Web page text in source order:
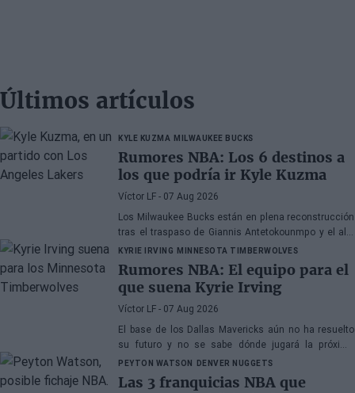
Últimos artículos
KYLE KUZMA MILWAUKEE BUCKS
Rumores NBA: Los 6 destinos a
los que podría ir Kyle Kuzma
Víctor LF - 07 Aug 2026
Los Milwaukee Bucks están en plena reconstrucción
tras el traspaso de Giannis Antetokounmpo y el ala-
pívot podría ser el siguiente
KYRIE IRVING MINNESOTA TIMBERWOLVES
Rumores NBA: El equipo para el
que suena Kyrie Irving
Víctor LF - 07 Aug 2026
El base de los Dallas Mavericks aún no ha resuelto
su futuro y no se sabe dónde jugará la próxima
temporada
PEYTON WATSON DENVER NUGGETS
Las 3 franquicias NBA que